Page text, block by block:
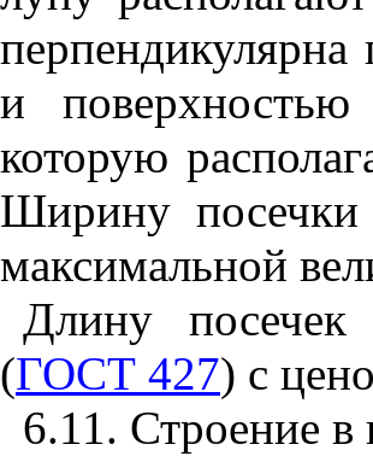
и
которую
Ширину
максимальной
Длину посечек
(ГОСТ 427) с
6.11. Строение в